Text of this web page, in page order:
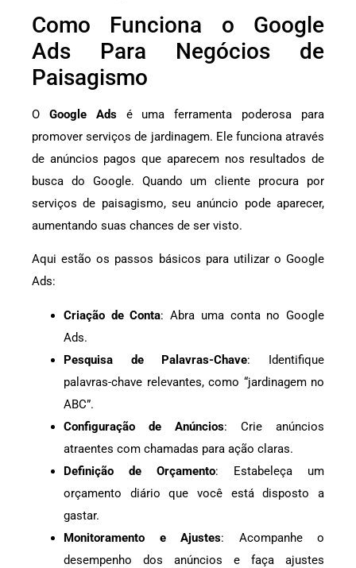
Como Funciona o Google
Ads Para Negócios de
Paisagismo
O Google Adsé uma ferramenta poderosa para
promover serviços de jardinagem. Ele funciona através
de anúncios pagos que aparecem nos resultados de
busca do Google. Quando um cliente procura por
serviços de paisagismo, seu anúncio pode aparecer,
aumentando suas chances de ser visto.
Aqui estão os passos básicos para utilizar o Google
Ads:
Criação de Conta: Abra uma conta no Google
Ads.
Pesquisa de Palavras-Chave: Identifique
palavras-chave relevantes, como “jardinagem no
ABC”.
Configuração de Anúncios: Crie anúncios
atraentes com chamadas para ação claras.
Definição de Orçamento: Estabeleça um
orçamento diário que você está disposto a
gastar.
Monitoramento e Ajustes: Acompanhe o
desempenho dos anúncios e faça ajustes